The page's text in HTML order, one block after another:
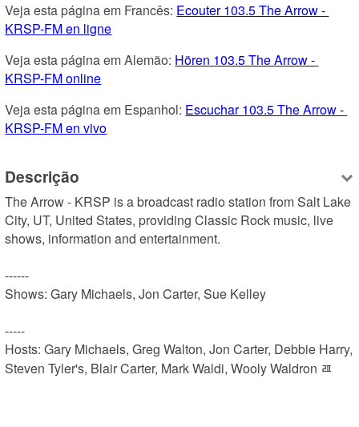
Veja esta página em Francês: Ecouter 103.5 The Arrow -
KRSP-FM en ligne
Veja esta página em Alemão: Hören 103.5 The Arrow -
KRSP-FM online
Veja esta página em Espanhol: Escuchar 103.5 The Arrow -
KRSP-FM en vivo
Descrição
The Arrow - KRSP is a broadcast radio station from Salt Lake
City, UT, United States, providing Classic Rock music, live
shows, information and entertainment.
------
Shows: Gary Michaels, Jon Carter, Sue Kelley
-----
Hosts: Gary Michaels, Greg Walton, Jon Carter, Debbie Harry,
Steven Tyler's, Blair Carter, Mark Waldi, Wooly Waldron ﾯ